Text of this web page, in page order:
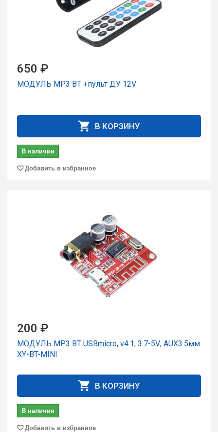
650 ₽
МОДУЛЬ MP3 BT +пульт ДУ 12V
В КОРЗИНУ
В наличии
Добавить в избранное
200 ₽
МОДУЛЬ MP3 BT USBmicro, v4.1; 3.7-5V; AUX3.5мм
XY-BT-MINI
В КОРЗИНУ
В наличии
Добавить в избранное